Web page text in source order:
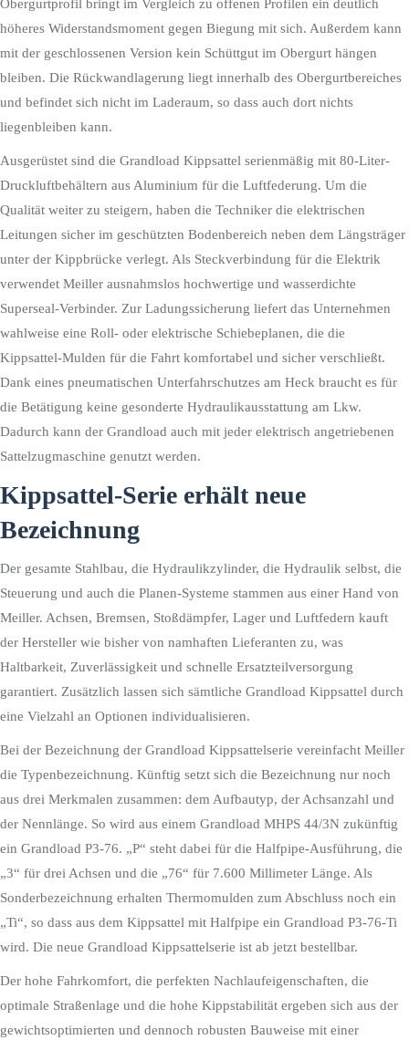
Obergurtprofil bringt im Vergleich zu offenen Profilen ein deutlich
höheres Widerstandsmoment gegen Biegung mit sich. Außerdem kann
mit der geschlossenen Version kein Schüttgut im Obergurt hängen
bleiben. Die Rückwandlagerung liegt innerhalb des Obergurtbereiches
und befindet sich nicht im Laderaum, so dass auch dort nichts
liegenbleiben kann.
Ausgerüstet sind die Grandload Kippsattel serienmäßig mit 80-Liter-
Druckluftbehältern aus Aluminium für die Luftfederung. Um die
Qualität weiter zu steigern, haben die Techniker die elektrischen
Leitungen sicher im geschützten Bodenbereich neben dem Längsträger
unter der Kippbrücke verlegt. Als Steckverbindung für die Elektrik
verwendet Meiller ausnahmslos hochwertige und wasserdichte
Superseal-Verbinder. Zur Ladungssicherung liefert das Unternehmen
wahlweise eine Roll- oder elektrische Schiebeplanen, die die
Kippsattel-Mulden für die Fahrt komfortabel und sicher verschließt.
Dank eines pneumatischen Unterfahrschutzes am Heck braucht es für
die Betätigung keine gesonderte Hydraulikausstattung am Lkw.
Dadurch kann der Grandload auch mit jeder elektrisch angetriebenen
Sattelzugmaschine genutzt werden.
Kippsattel-Serie erhält neue
Bezeichnung
Der gesamte Stahlbau, die Hydraulikzylinder, die Hydraulik selbst, die
Steuerung und auch die Planen-Systeme stammen aus einer Hand von
Meiller. Achsen, Bremsen, Stoßdämpfer, Lager und Luftfedern kauft
der Hersteller wie bisher von namhaften Lieferanten zu, was
Haltbarkeit, Zuverlässigkeit und schnelle Ersatzteilversorgung
garantiert. Zusätzlich lassen sich sämtliche Grandload Kippsattel durch
eine Vielzahl an Optionen individualisieren.
Bei der Bezeichnung der Grandload Kippsattelserie vereinfacht Meiller
die Typenbezeichnung. Künftig setzt sich die Bezeichnung nur noch
aus drei Merkmalen zusammen: dem Aufbautyp, der Achsanzahl und
der Nennlänge. So wird aus einem Grandload MHPS 44/3N zukünftig
ein Grandload P3-76. „P“ steht dabei für die Halfpipe-Ausführung, die
„3“ für drei Achsen und die „76“ für 7.600 Millimeter Länge. Als
Sonderbezeichnung erhalten Thermomulden zum Abschluss noch ein
„Ti“, so dass aus dem Kippsattel mit Halfpipe ein Grandload P3-76-Ti
wird. Die neue Grandload Kippsattelserie ist ab jetzt bestellbar.
Der hohe Fahrkomfort, die perfekten Nachlaufeigenschaften, die
optimale Straßenlage und die hohe Kippstabilität ergeben sich aus der
gewichtsoptimierten und dennoch robusten Bauweise mit einer